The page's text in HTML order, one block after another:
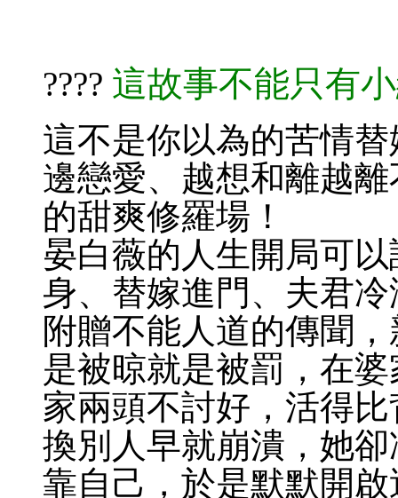
????​​​ 這故事不能只有
這不是你以為的苦情
邊戀愛、越想和離越離
的甜爽修羅場！
晏白薇的人生開局可
身、替嫁進門、夫君冷
附贈不能人道的傳聞
是被晾就是被罰，在婆
家兩頭不討好，活得
換別人早就崩潰，她
靠自己，於是默默開啟